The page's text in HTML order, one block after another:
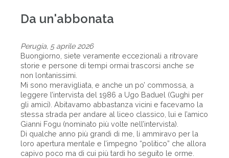
Da un'abbonata
Perugia, 5 aprile 2026
Buongiorno, siete veramente eccezionali a ritrovare
storie e persone di tempi ormai trascorsi anche se
non lontanissimi.
Mi sono meravigliata, e anche un po’ commossa, a
leggere l’intervista del 1986 a Ugo Baduel (Gughi per
gli amici). Abitavamo abbastanza vicini e facevamo la
stessa strada per andare al liceo classico, lui e l’amico
Gianni Fogu (nominato più volte nell’intervista).
Di qualche anno più grandi di me, li ammiravo per la
loro apertura mentale e l’impegno “politico” che allora
capivo poco ma di cui più tardi ho seguito le orme.